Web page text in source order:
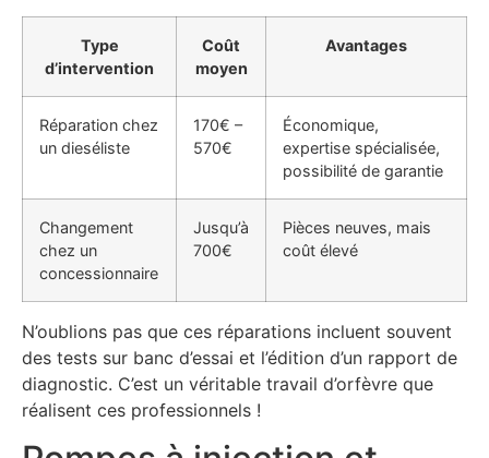
Type
d’intervention
Coût
moyen
Avantages
Réparation chez
un dieséliste
170€ –
570€
Économique,
expertise spécialisée,
possibilité de garantie
Changement
chez un
concessionnaire
Jusqu’à
700€
Pièces neuves, mais
coût élevé
N’oublions pas que ces réparations incluent souvent
des tests sur banc d’essai et l’édition d’un rapport de
diagnostic. C’est un véritable travail d’orfèvre que
réalisent ces professionnels !